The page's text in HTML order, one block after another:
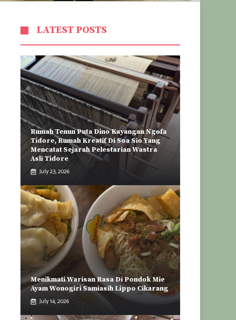
LATEST POSTS
Rumah Tenun Puta Dino Kayangan Ngofa
Tidore, Rumah Kreatif Di Soa Sio Yang
Mencatat Sejarah Pelestarian Wastra
Asli Tidore
July 23, 2026
Menikmati Warisan Rasa Di Pondok Mie
Ayam Wonogiri Samiasih Lippo Cikarang
July 14, 2026